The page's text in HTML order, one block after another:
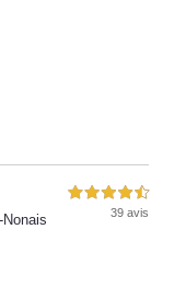
4,5 étoiles sur 5
39 avis